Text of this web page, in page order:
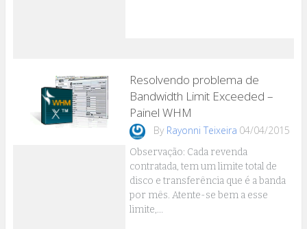
Resolvendo problema de
Bandwidth Limit Exceeded –
Painel WHM
By Rayonni Teixeira 04/04/2015
Observação: Cada revenda
contratada, tem um limite total de
disco e transferência que é a banda
por mês. Atente-se bem a esse
limite,…